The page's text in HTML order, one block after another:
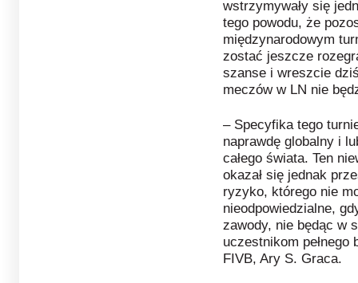
wstrzymywały się
tego powodu, że
międzynarodowym
zostać jeszcze
szanse i wreszcie
meczów w LN nie
– Specyfika tego
naprawdę globalny i
całego świata. Ten
okazał się jednak
ryzyko, którego nie
nieodpowiedzialne,
zawody, nie będąc w
uczestnikom pełnego
FIVB, Ary S. Graca.